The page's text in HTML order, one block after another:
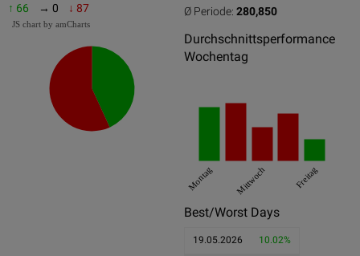
↑ 66 → 0 ↓ 87
JS chart by amCharts
Ø Periode: 280,850
Durchschnittsperformance
Wochentag
Montag Mittwoch Freitag
Best/Worst Days
19.05.2026 10.02%